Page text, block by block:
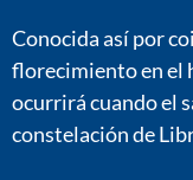
Conocida así por
florecimiento en el
ocurrirá cuando el
constelación de